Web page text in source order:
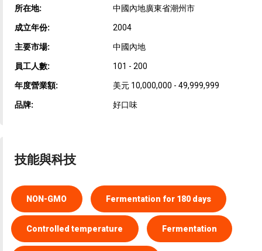
所在地: 中國內地廣東省潮州市
成立年份: 2004
主要市場: 中國內地
員工人數: 101 - 200
年度營業額: 美元 10,000,000 - 49,999,999
品牌: 好口味
技能與科技
NON-GMO Fermentation for 180 days
Controlled temperature Fermentation